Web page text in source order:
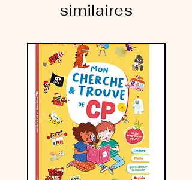
Activité coup de cœur assurée
similaires